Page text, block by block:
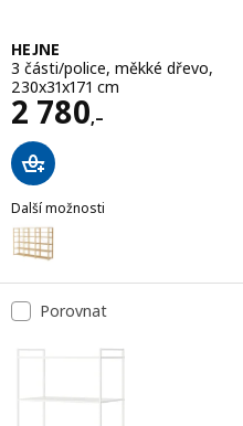
Celkem recenzí:
HEJNE
3 části/police, měkké dřevo,
230x31x171 cm
2 780,–
Cena 2780,–
Další možnosti
HEJNE
Možnost: HEJNE, 3 části/
Porovnat